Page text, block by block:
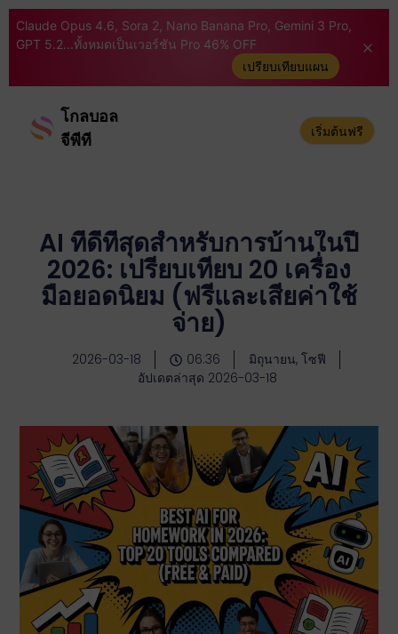
Claude Opus 4.6, Sora 2, Nano Banana Pro, Gemini 3 Pro,
GPT 5.2...ทั้งหมดเป็นเวอร์ชัน Pro 46% OFF
เปรียบเทียบแผน
โกลบอล
จีพีที
เริ่มต้นฟรี
AI ที่ดีที่สุดสำหรับการบ้านในปี
2026: เปรียบเทียบ 20 เครื่อง
มือยอดนิยม (ฟรีและเสียค่าใช้
จ่าย)
2026-03-18 06:36
มิถุนายน, โซฟี
อัปเดตล่าสุด 2026-03-18